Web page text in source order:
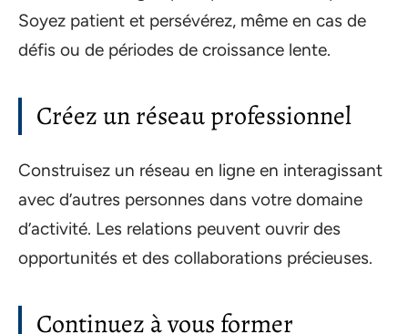
Soyez patient et persévérez, même en cas de
défis ou de périodes de croissance lente.
Créez un réseau professionnel
Construisez un réseau en ligne en interagissant
avec d’autres personnes dans votre domaine
d’activité. Les relations peuvent ouvrir des
opportunités et des collaborations précieuses.
Continuez à vous former